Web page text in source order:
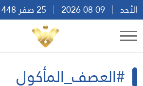
الأحد
#العصف_المأكول